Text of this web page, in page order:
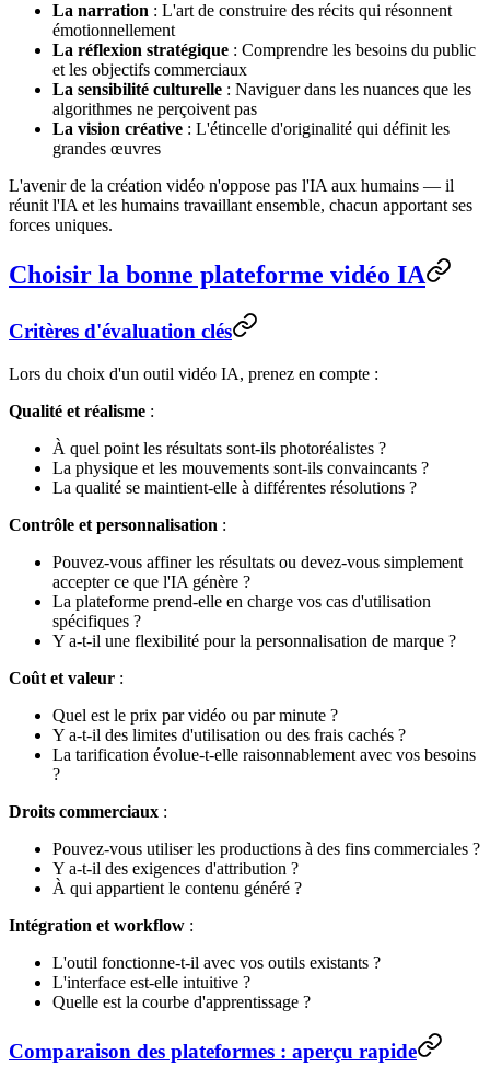
La narration : L'art de construire des récits qui résonnent
émotionnellement
La réflexion stratégique : Comprendre les besoins du public
et les objectifs commerciaux
La sensibilité culturelle : Naviguer dans les nuances que les
algorithmes ne perçoivent pas
La vision créative : L'étincelle d'originalité qui définit les
grandes œuvres
L'avenir de la création vidéo n'oppose pas l'IA aux humains — il
réunit l'IA et les humains travaillant ensemble, chacun apportant ses
forces uniques.
Choisir la bonne plateforme vidéo IA
Critères d'évaluation clés
Lors du choix d'un outil vidéo IA, prenez en compte :
Qualité et réalisme :
À quel point les résultats sont-ils photoréalistes ?
La physique et les mouvements sont-ils convaincants ?
La qualité se maintient-elle à différentes résolutions ?
Contrôle et personnalisation :
Pouvez-vous affiner les résultats ou devez-vous simplement
accepter ce que l'IA génère ?
La plateforme prend-elle en charge vos cas d'utilisation
spécifiques ?
Y a-t-il une flexibilité pour la personnalisation de marque ?
Coût et valeur :
Quel est le prix par vidéo ou par minute ?
Y a-t-il des limites d'utilisation ou des frais cachés ?
La tarification évolue-t-elle raisonnablement avec vos besoins
?
Droits commerciaux :
Pouvez-vous utiliser les productions à des fins commerciales ?
Y a-t-il des exigences d'attribution ?
À qui appartient le contenu généré ?
Intégration et workflow :
L'outil fonctionne-t-il avec vos outils existants ?
L'interface est-elle intuitive ?
Quelle est la courbe d'apprentissage ?
Comparaison des plateformes : aperçu rapide